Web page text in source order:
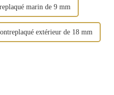
marin de 9 mm
extérieur de 18 mm